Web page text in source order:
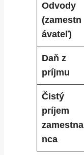
Odvody
(zamestn
ávateľ)
Daň z
príjmu
Čistý
príjem
zamestna
nca